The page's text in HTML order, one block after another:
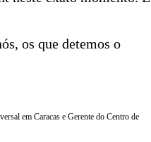
os que detemos o
em Caracas e Gerente do Centro de